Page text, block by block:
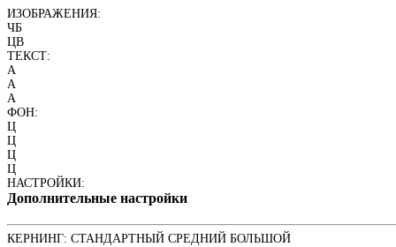
ИЗОБРАЖЕНИЯ:
ЧБ
ЦВ
ТЕКСТ:
A
A
A
ФОН:
Ц
Ц
Ц
Ц
НАСТРОЙКИ:
Дополнительные настройки
КЕРНИНГ: СТАНДАРТНЫЙ СРЕДНИЙ БОЛЬШОЙ